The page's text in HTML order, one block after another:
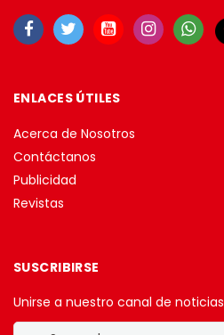
ENLACES ÚTILES
Acerca de Nosotros
Contáctanos
Publicidad
Revistas
SUSCRIBIRSE
Unirse a nuestro canal de noticias